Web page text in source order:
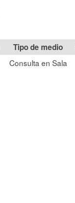
Tipo de medio
Consulta en Sala